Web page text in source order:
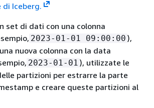
di Iceberg.
set di dati con una colonna
2023-01-01 09:00:00 ),
nuova colonna con la data
2023-01-01 ), utilizzate le
partizioni per estrarre la parte
e creare queste partizioni al